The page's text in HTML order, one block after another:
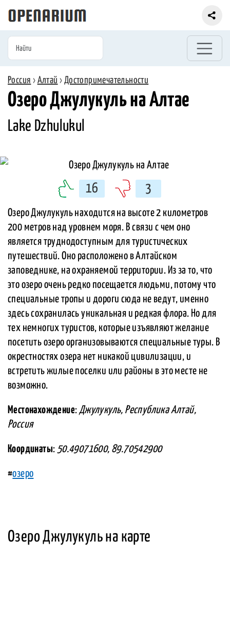
Россия › Алтай › Достопримечательности
Озеро Джулукуль на Алтае
Lake Dzhulukul
16 3
Озеро Джулукуль находится на высоте 2 километров
200 метров над уровнем моря. В связи с чем оно
является труднодоступным для туристических
путешествий. Оно расположено в Алтайском
заповеднике, на охраняемой территории. Из за то, что
это озеро очень редко посещается людьми, потому что
специальные тропы и дороги сюда не ведут, именно
здесь сохранилась уникальная и редкая флора. Но для
тех немногих туристов, которые изъявляют желание
посетить озеро организовываются специальные туры. В
окрестностях озера нет никакой цивилизации, и
встретить жилые поселки или районы в это месте не
возможно.
Местонахождение: Джулукуль, Республика Алтай,
Россия
Координаты: 50.49071600, 89.70542900
#озеро
Озеро Джулукуль на карте